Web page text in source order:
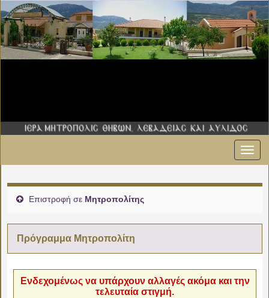
Επιστροφή σε Μητροπολίτης
Πρόγραμμα Μητροπολίτη
Ενδεχομένως να υπάρχουν αλλαγές ακόμα και την
τελευταία στιγμή.